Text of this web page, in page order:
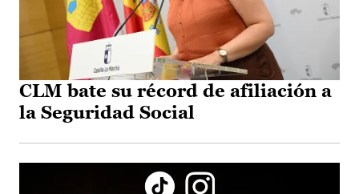
CLM bate su récord de afiliación a
la Seguridad Social